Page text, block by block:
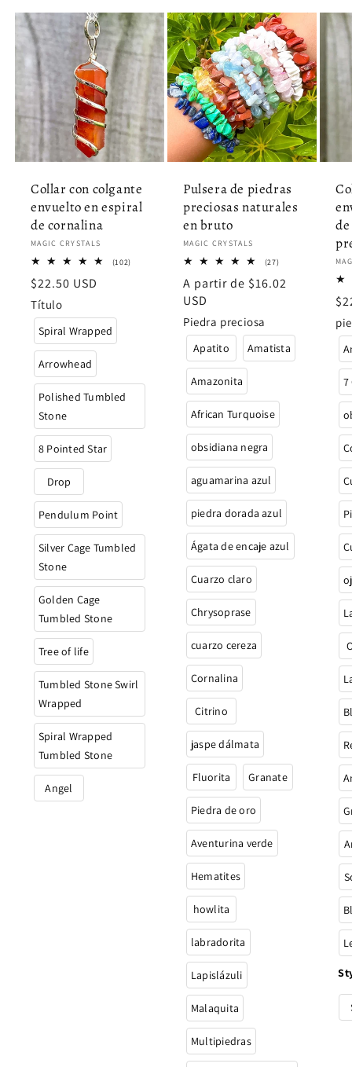
Collar con colgante
envuelto en espiral
de cornalina
Proveedor:
MAGIC CRYSTALS
(102)
Precio
habitual
$22.50 USD
Título
Spiral Wrapped
Arrowhead
Polished Tumbled
Stone
8 Pointed Star
Drop
Pendulum Point
Silver Cage Tumbled
Stone
Golden Cage
Tumbled Stone
Tree of life
Tumbled Stone Swirl
Wrapped
Spiral Wrapped
Tumbled Stone
Angel
Pulsera de piedras
preciosas naturales
en bruto
Proveedor:
MAGIC CRYSTALS
(27)27
totales
Precio
habitual
A partir de $16.02
USD
Piedra preciosa
Apatito Amatista
Amazonita
African Turquoise
obsidiana negra
aguamarina azul
piedra dorada azul
Ágata de encaje azul
Cuarzo claro
Chrysoprase
cuarzo cereza
Cornalina
Citrino
jaspe dálmata
Fluorita Granate
Piedra de oro
Aventurina verde
Hematites
howlita
labradorita
Lapislázuli
Malaquita
Multipiedras
7